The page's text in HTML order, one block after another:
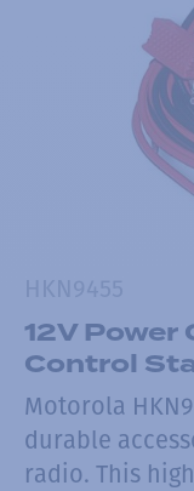
12V Power
Control
Motorola
durable
radio. This